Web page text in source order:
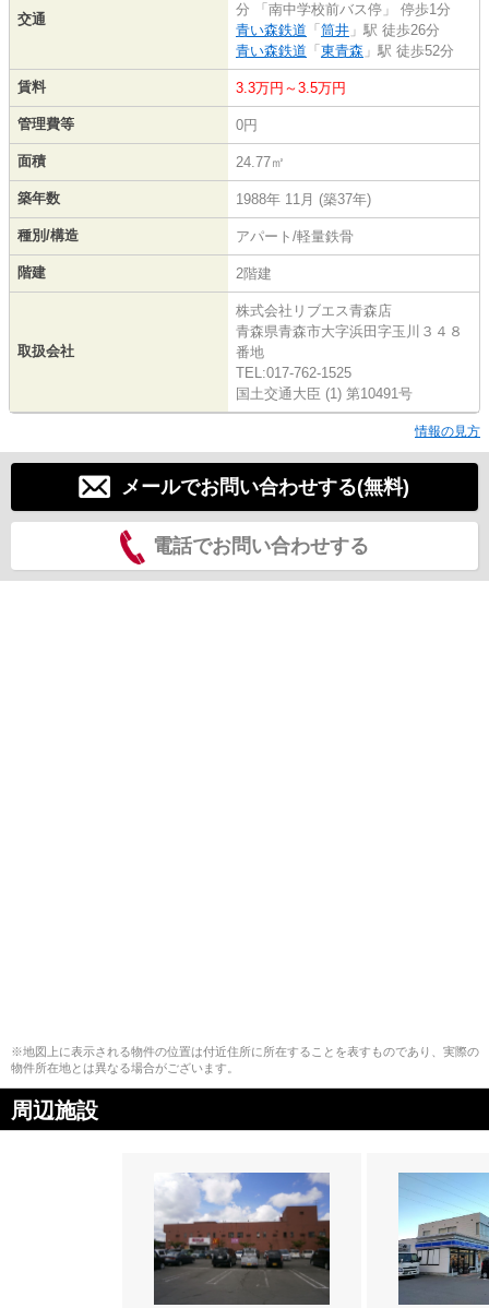
交通
分 「南中学校前バス停」 停歩1分
青い森鉄道 「 筒井 」駅 徒歩26分
青い森鉄道 「 東青森 」駅 徒歩52分
賃料 3.3万円～3.5万円
管理費等 0円
面積 24.77㎡
築年数 1988年 11月 (築37年)
種別/構造 アパート/軽量鉄骨
階建 2階建
取扱会社
株式会社リブエス青森店
青森県青森市大字浜田字玉川３４８
番地
TEL:017-762-1525
国土交通大臣 (1) 第10491号
情報の見方
メールでお問い合わせする(無料)
電話でお問い合わせする
※地図上に表示される物件の位置は付近住所に所在することを表すものであり、実際の
物件所在地とは異なる場合がございます。
周辺施設